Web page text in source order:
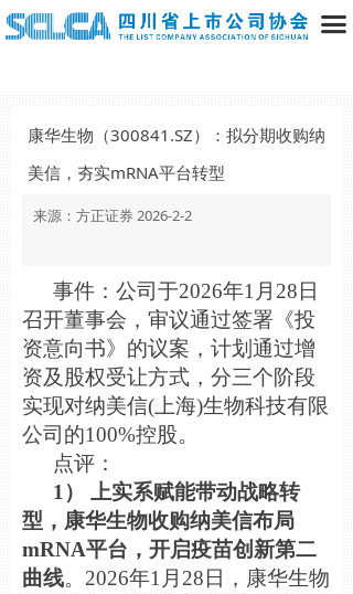
끀
康华生物（300841.SZ）：拟分期收购纳
美信，夯实mRNA平台转型
事件：公司于2026年1月28日
召开董事会， 审议通过签署《投
资意向书》的议案， 计划通过增
资及股权受让方式，分三个阶段
实现对纳美信(上海)生物科技有限
公司的100%控股。
点评 ：
1 ） 上实系赋能带动战略转
型，康华生物收购纳美信布局
mRNA平台，开启疫苗创 新第二
曲线。2026年1月28日，康华生物
来源：方正证券 2026-2-2